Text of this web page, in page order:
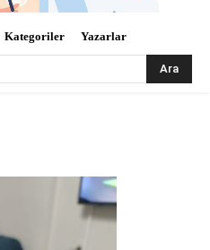
Kategoriler Yazarlar
Ara